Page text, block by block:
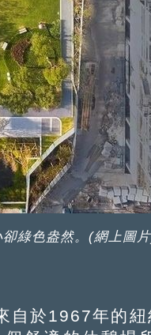
綠色盎然。(網上圖
於1967年的紐